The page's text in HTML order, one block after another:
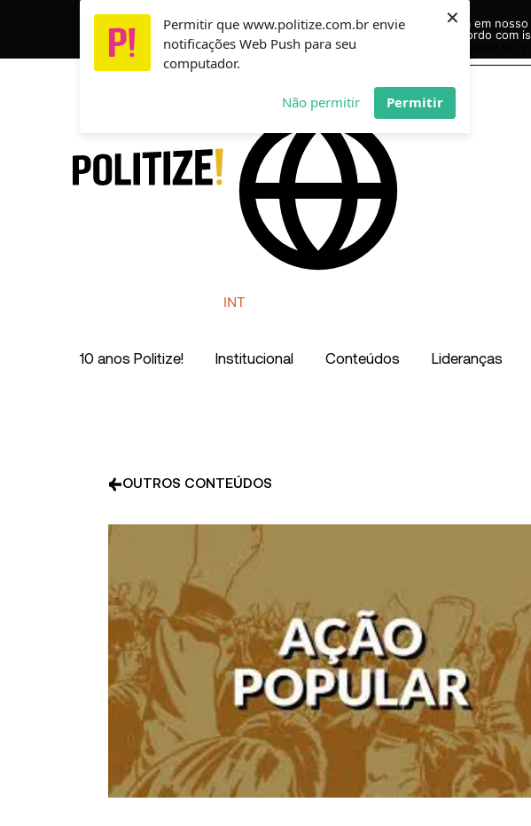
Permitir que www.politize.com.br envie
notificações Web Push para seu
computador.
Não permitir Permitir
×
CO
INT
Pesquisar
10 anos Politize! Institucional Conteúdos Lideranças
OUTROS CONTEÚDOS
Usamos cookies para garantir que você tenha a melhor experiência em
acordo com